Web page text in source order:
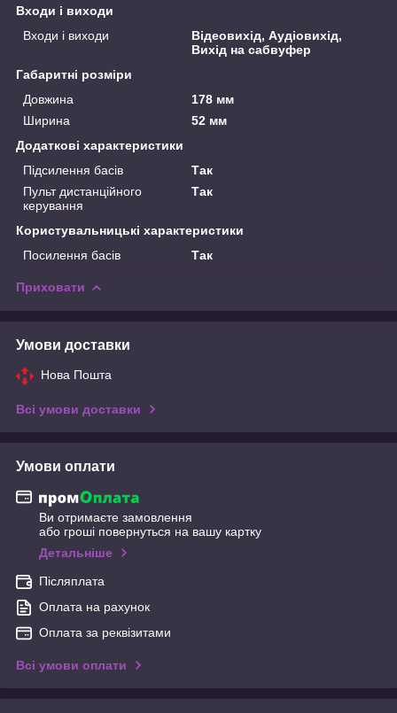
Входи і виходи
Входи і виходи
Відеовихід, Аудіовихід,
Вихід на сабвуфер
Габаритні розміри
Довжина
178 мм
Ширина
52 мм
Додаткові характеристики
Підсилення басів
Так
Пульт дистанційного
керування
Так
Користувальницькі характеристики
Посилення басів
Так
Приховати
Умови доставки
Нова Пошта
Всі умови доставки
Умови оплати
Ви отримаєте замовлення
або гроші повернуться на вашу картку
Детальніше
Післяплата
Оплата на рахунок
Оплата за реквізитами
Всі умови оплати